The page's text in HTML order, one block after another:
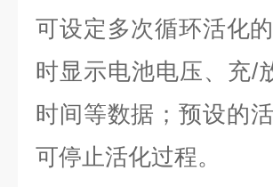
可设定多次循环活化
时显示电池电压、充/
时间等数据；预设的
可停止活化过程。